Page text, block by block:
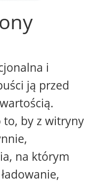
i
ją przed
to, by z witryny
na którym